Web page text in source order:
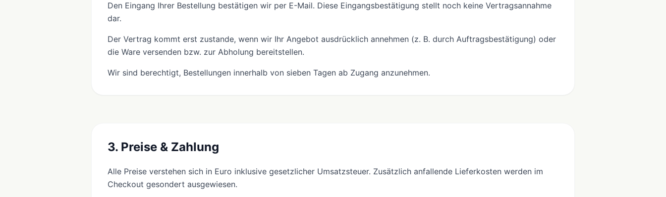
Den Eingang Ihrer Bestellung bestätigen wir per E-Mail. Diese Eingangsbestätigung stellt noch keine Vertragsannahme
dar.
Der Vertrag kommt erst zustande, wenn wir Ihr Angebot ausdrücklich annehmen (z. B. durch Auftragsbestätigung) oder
die Ware versenden bzw. zur Abholung bereitstellen.
Wir sind berechtigt, Bestellungen innerhalb von sieben Tagen ab Zugang anzunehmen.
3. Preise & Zahlung
Alle Preise verstehen sich in Euro inklusive gesetzlicher Umsatzsteuer. Zusätzlich anfallende Lieferkosten werden im
Checkout gesondert ausgewiesen.